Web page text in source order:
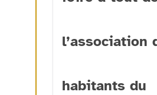
l’association
habitants du